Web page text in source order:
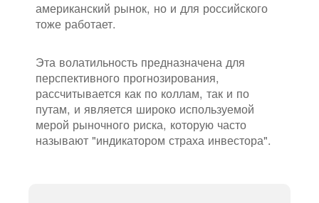
американский рынок, но и для российского
тоже работает.
Эта волатильность предназначена для
перспективного прогнозирования,
рассчитывается как по коллам, так и по
путам, и является широко используемой
мерой рыночного риска, которую часто
называют "индикатором страха инвестора".